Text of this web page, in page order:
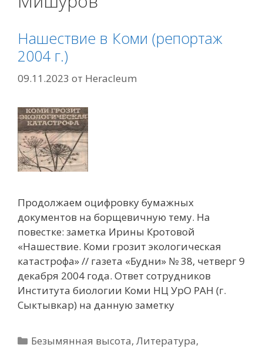
Нашествие в Коми (репортаж
2004 г.)
09.11.2023 от Heracleum
Продолжаем оцифровку бумажных
документов на борщевичную тему. На
повестке: заметка Ирины Кротовой
«Нашествие. Коми грозит экологическая
катастрофа» // газета «Будни» № 38, четверг 9
декабря 2004 года. Oтвет сотрудников
Института биологии Коми НЦ УрО РАН (г.
Сыктывкар) на данную заметку
Рубрики
Безымянная высота,Литература,